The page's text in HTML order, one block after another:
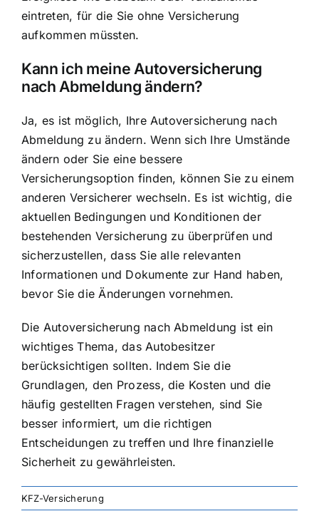
eintreten, für die Sie ohne Versicherung
aufkommen müssten.
Kann ich meine Autoversicherung
nach Abmeldung ändern?
Ja, es ist möglich, Ihre Autoversicherung nach
Abmeldung zu ändern. Wenn sich Ihre Umstände
ändern oder Sie eine bessere
Versicherungsoption finden, können Sie zu einem
anderen Versicherer wechseln. Es ist wichtig, die
aktuellen Bedingungen und Konditionen der
bestehenden Versicherung zu überprüfen und
sicherzustellen, dass Sie alle relevanten
Informationen und Dokumente zur Hand haben,
bevor Sie die Änderungen vornehmen.
Die Autoversicherung nach Abmeldung ist ein
wichtiges Thema, das Autobesitzer
berücksichtigen sollten. Indem Sie die
Grundlagen, den Prozess, die Kosten und die
häufig gestellten Fragen verstehen, sind Sie
besser informiert, um die richtigen
Entscheidungen zu treffen und Ihre finanzielle
Sicherheit zu gewährleisten.
KFZ-Versicherung